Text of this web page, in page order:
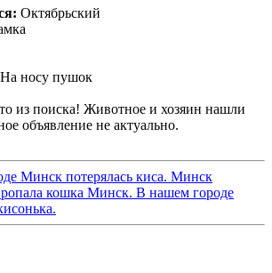
Октябрьский
На носу пушок
Минск потерялась киса. Минск
кошка Минск. В нашем городе